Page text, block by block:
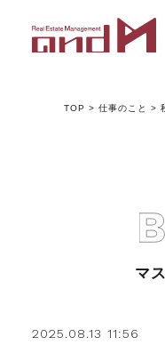
トップページ
アンドエムが選ばれ
TOP >仕事のこと >
マ
2025.08.13 11:56